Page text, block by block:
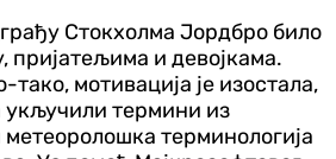
Стокхолма Јордбро било
пријатељима и девојкама.
тако, мотивација је изостала,
укључили термини из
метеоролошка терминологија